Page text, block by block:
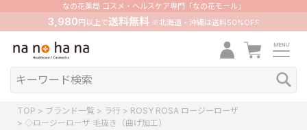
なの花薬局 コスメ・ヘルスケア専門「なの花モール」
3,980 円以上で送料無料※北海道・沖縄は送料50%OFF
TOP ブランド一覧 ラ行
ROSY ROSA ロージーローザ
◇ロージーローザ 毛抜き（曲げ加工）